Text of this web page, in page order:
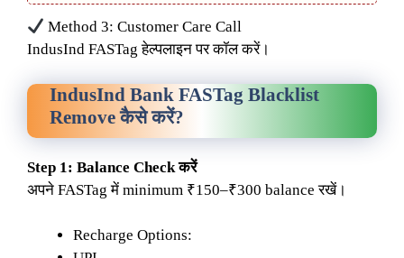
Method 3: Customer Care Call
IndusInd FASTag हेल्पलाइन पर कॉल करें।
IndusInd Bank FASTag Blacklist
Remove कैसे करें?
Step 1: Balance Check करें
अपने FASTag में minimum ₹150–₹300 balance रखें।
Recharge Options: